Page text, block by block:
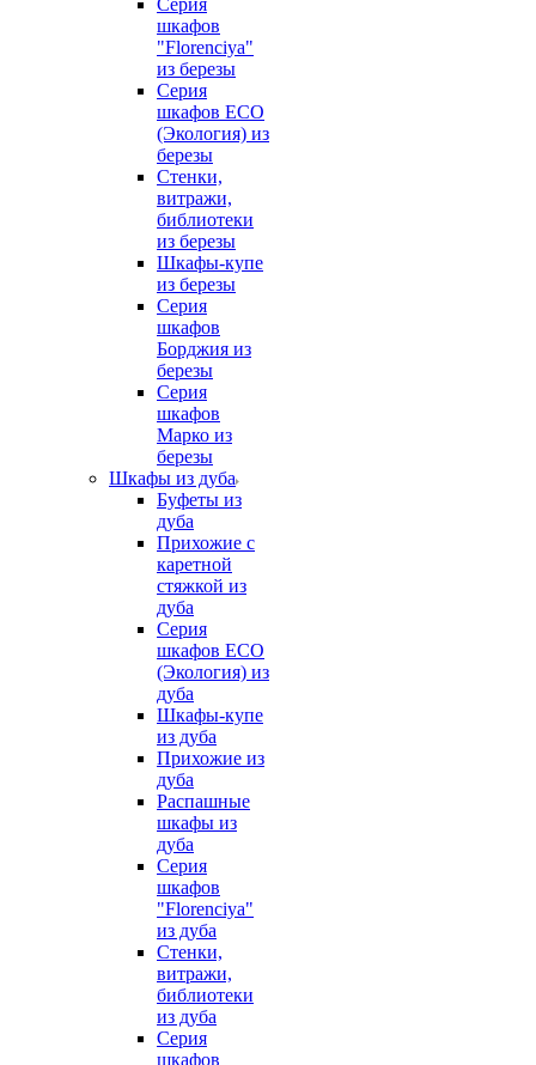
Серия
шкафов
"Florenciya"
из березы
Серия
шкафов ECO
(Экология) из
березы
Стенки,
витражи,
библиотеки
из березы
Шкафы-купе
из березы
Серия
шкафов
Борджия из
березы
Серия
шкафов
Марко из
березы
Шкафы из дуба
Буфеты из
дуба
Прихожие с
каретной
стяжкой из
дуба
Серия
шкафов ECO
(Экология) из
дуба
Шкафы-купе
из дуба
Прихожие из
дуба
Распашные
шкафы из
дуба
Серия
шкафов
"Florenciya"
из дуба
Стенки,
витражи,
библиотеки
из дуба
Серия
шкафов